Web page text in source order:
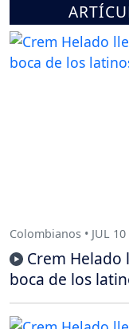
Colombianos • JUL
Crem Helado
boca de los